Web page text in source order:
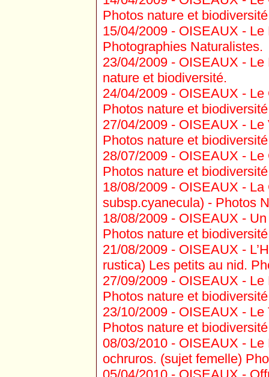
Photos nature et
15/04/2009 - OISEAUX - Le
Photographies Naturalistes.
23/04/2009 - OISEAUX - Le
nature et biodiversité.
24/04/2009 - OISEAUX - Le
Photos nature et
27/04/2009 - OISEAUX - Le
Photos nature et
28/07/2009 - OISEAUX - Le
Photos nature et
18/08/2009 - OISEAUX - La
subsp.cyanecula) - Photos
18/08/2009 - OISEAUX -
Photos nature et
21/08/2009 - OISEAUX -
rustica) Les petits au nid.
27/09/2009 - OISEAUX - Le
Photos nature et
23/10/2009 - OISEAUX - Le
Photos nature et
08/03/2010 - OISEAUX - Le
ochruros. (sujet femelle)